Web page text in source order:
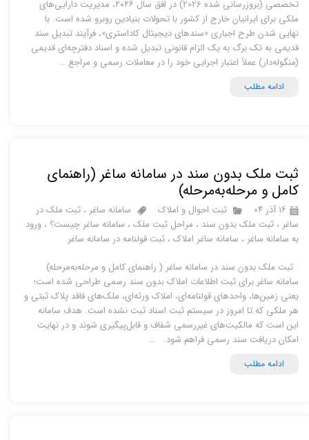
تخصصی (بروزرسانی شده 2026) در افق سال ۲۰۲۶، مدیریت دارایی‌های
ملکی برای ایرانیان خارج از کشور با تحولات بنیادین روبرو شده است. با
نهایی شدن طرح اجباری «سندهای دیجیتال کاداستری»، فرآیند تبدیل سند
قدیمی به تک‌ برگ به یک الزام قانونی تبدیل شده و اسناد دفترچه‌ای قدیمی
(منگوله‌دار) عملاً اعتبار اجرایی خود را در معاملات رسمی و مراجع …
ادامه مطلب
ثبت ملک بدون سند در سامانه ساغر (راهنمای
کامل و مرحله‌به‌مرحله)
۱۶ آذر ۰۴ ثبت احوال و املاک سامانه ساغر ،ثبت ملک در
ساغر ،ثبت ملک بدون سند ، مراحل ثبت ملک ، سامانه ساغر چیست؟ ،ورود
به سامانه ساغر ، سامانه ساغر املاک ،ثبت قولنامه در سامانه ساغر
ثبت ملک بدون سند در سامانه ساغر ( راهنمای کامل و مرحله‌به‌مرحله)
سامانه ساغر برای ثبت اطلاعات املاک بدون سند رسمی طراحی شده است؛
یعنی زمین‌ها، واحدهای قولنامه‌ای، املاک ورثه‌ای، ملک‌های فاقد پلاک ثبتی و
هر ملکی که تا امروز در سیستم ثبت اسناد ثبت نشده است. هدف سامانه
این است که مالکیت‌های غیررسمی شفاف و قابل‌پیگیری شوند و در نهایت
امکان دریافت سند رسمی فراهم شود. …
ادامه مطلب